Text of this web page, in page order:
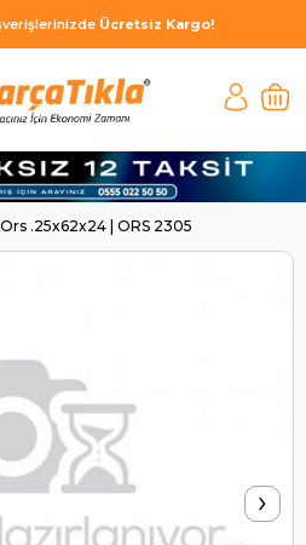
Ücretsiz Kargo!
.25x62x24 | ORS 2305
›